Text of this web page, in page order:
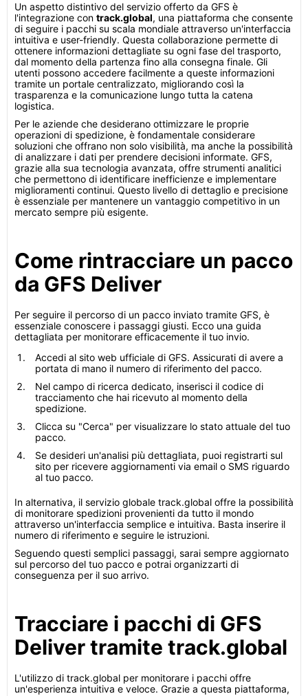
Un aspetto distintivo del servizio offerto da GFS è
l'integrazione con track.global, una piattaforma che consente
di seguire i pacchi su scala mondiale attraverso un'interfaccia
intuitiva e user-friendly. Questa collaborazione permette di
ottenere informazioni dettagliate su ogni fase del trasporto,
dal momento della partenza fino alla consegna finale. Gli
utenti possono accedere facilmente a queste informazioni
tramite un portale centralizzato, migliorando così la
trasparenza e la comunicazione lungo tutta la catena
logistica.
Per le aziende che desiderano ottimizzare le proprie
operazioni di spedizione, è fondamentale considerare
soluzioni che offrano non solo visibilità, ma anche la possibilità
di analizzare i dati per prendere decisioni informate. GFS,
grazie alla sua tecnologia avanzata, offre strumenti analitici
che permettono di identificare inefficienze e implementare
miglioramenti continui. Questo livello di dettaglio e precisione
è essenziale per mantenere un vantaggio competitivo in un
mercato sempre più esigente.
Come rintracciare un pacco
da GFS Deliver
Per seguire il percorso di un pacco inviato tramite GFS, è
essenziale conoscere i passaggi giusti. Ecco una guida
dettagliata per monitorare efficacemente il tuo invio.
Accedi al sito web ufficiale di GFS. Assicurati di avere a
portata di mano il numero di riferimento del pacco.
Nel campo di ricerca dedicato, inserisci il codice di
tracciamento che hai ricevuto al momento della
spedizione.
Clicca su "Cerca" per visualizzare lo stato attuale del tuo
pacco.
Se desideri un'analisi più dettagliata, puoi registrarti sul
sito per ricevere aggiornamenti via email o SMS riguardo
al tuo pacco.
In alternativa, il servizio globale track.global offre la possibilità
di monitorare spedizioni provenienti da tutto il mondo
attraverso un'interfaccia semplice e intuitiva. Basta inserire il
numero di riferimento e seguire le istruzioni.
Seguendo questi semplici passaggi, sarai sempre aggiornato
sul percorso del tuo pacco e potrai organizzarti di
conseguenza per il suo arrivo.
Tracciare i pacchi di GFS
Deliver tramite track.global
L'utilizzo di track.global per monitorare i pacchi offre
un'esperienza intuitiva e veloce. Grazie a questa piattaforma,